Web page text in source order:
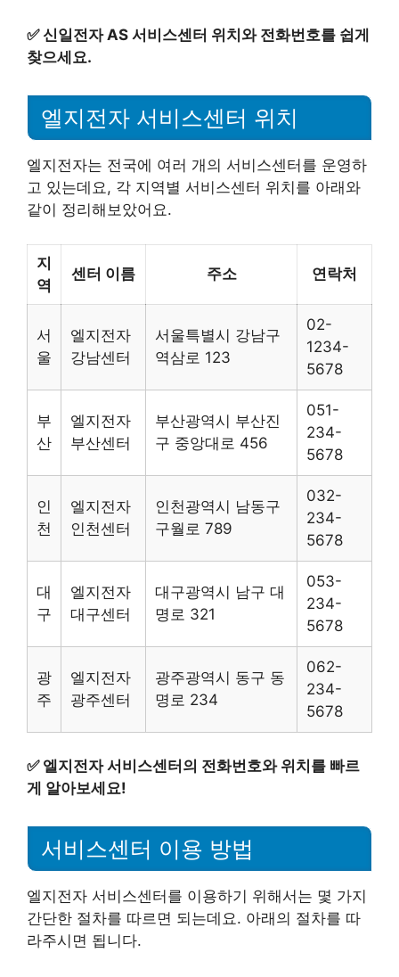
✅신일전자 AS 서비스센터 위치와 전화번호를 쉽게
찾으세요.
엘지전자 서비스센터 위치
엘지전자는 전국에 여러 개의 서비스센터를 운영하
고 있는데요, 각 지역별 서비스센터 위치를 아래와
같이 정리해보았어요.
지
역
센터 이름 주소 연락처
서
울
엘지전자
강남센터
서울특별시 강남구
역삼로 123
02-
1234-
5678
부
산
엘지전자
부산센터
부산광역시 부산진
구 중앙대로 456
051-
234-
5678
인
천
엘지전자
인천센터
인천광역시 남동구
구월로 789
032-
234-
5678
대
구
엘지전자
대구센터
대구광역시 남구 대
명로 321
053-
234-
5678
광
주
엘지전자
광주센터
광주광역시 동구 동
명로 234
062-
234-
5678
✅ 엘지전자 서비스센터의 전화번호와 위치를 빠르
게 알아보세요!
서비스센터 이용 방법
엘지전자 서비스센터를 이용하기 위해서는 몇 가지
간단한 절차를 따르면 되는데요. 아래의 절차를 따
라주시면 됩니다.